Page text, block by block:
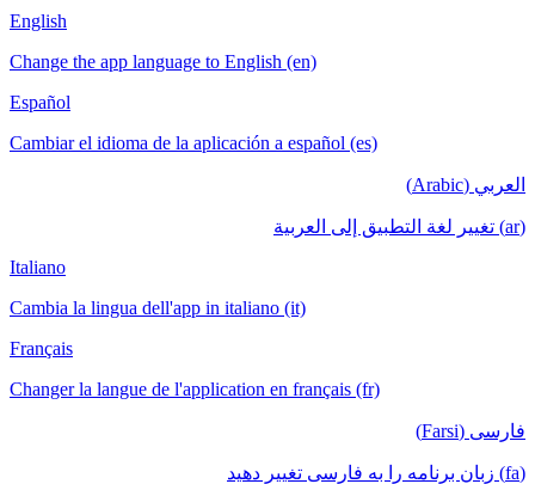
English
Change the app language to English (en)
Español
Cambiar el idioma de la aplicación a español (es)
العربي (Arabic)
(ar) تغيير لغة التطبيق إلى العربية
Italiano
Cambia la lingua dell'app in italiano (it)
Français
Changer la langue de l'application en français (fr)
فارسی (Farsi)
(fa) زبان برنامه را به فارسی تغییر دهید